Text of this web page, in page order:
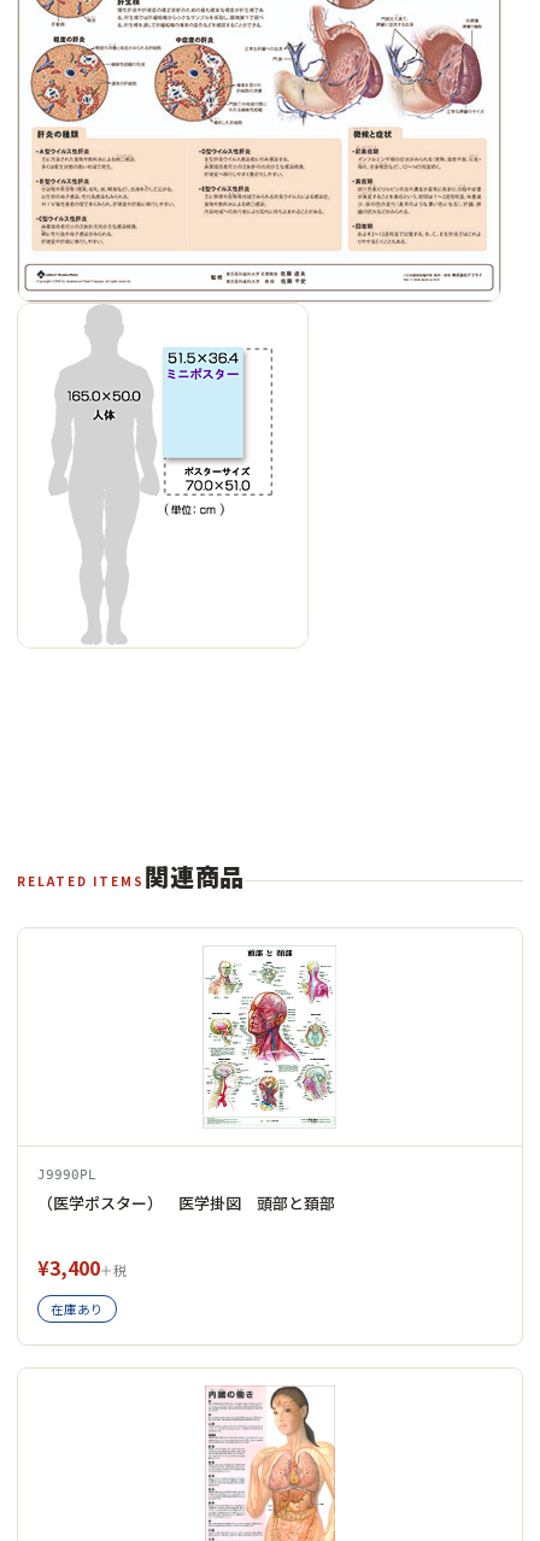
RELATED ITEMS 関連商品
J9990PL
（医学ポスター） 医学掛図 頭部と頚部
¥3,400＋税
在庫あり